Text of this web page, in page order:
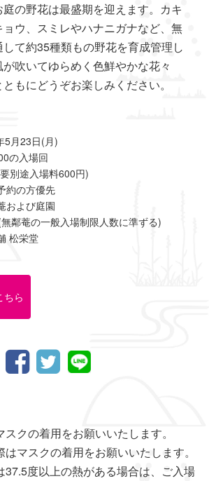
の野花は最盛期を迎えます。カキ
ウ、スミレやハナニガナなど、無
て約35種類もの野花を育成管理し
吹いてゆらめく色鮮やかな花々
もにどうぞお楽しみください。
月23日(月)
の入場回
途入場料600円)
の方優先
よび庭園
菴の一般入場制限人数に準ずる)
栄堂
ちら
クの着用をお願いいたします。
マスクの着用をお願いいたします。
37.5度以上の熱がある場合は、ご入場